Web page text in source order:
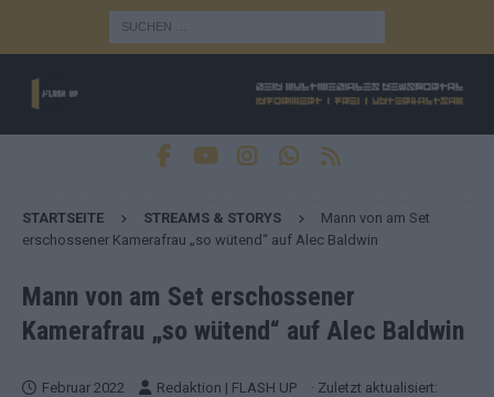
STARTSEITE STREAMS & STORYS
Mann von am Set
erschossener Kamerafrau „so wütend“ auf Alec Baldwin
Mann von am Set erschossener
Kamerafrau „so wütend“ auf Alec Baldwin
Februar 2022 Redaktion | FLASH UP
· Zuletzt aktualisiert: